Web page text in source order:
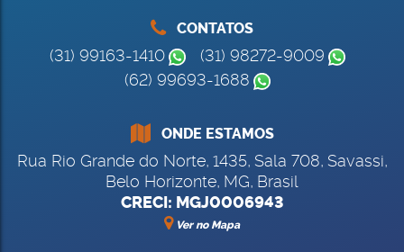
CONTATOS
(31) 99163-1410
(31) 98272-9009
(62) 99693-1688
ONDE ESTAMOS
Rua Rio Grande do Norte, 1435, Sala 708, Savassi,
Belo Horizonte, MG, Brasil
CRECI: MGJ0006943
Ver no Mapa